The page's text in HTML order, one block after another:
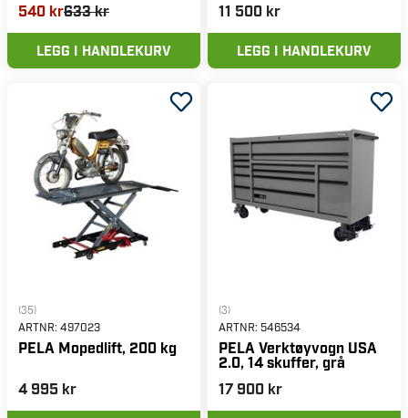
540 kr633 kr
LEGG I HANDLEKURV
11 500 kr
LEGG I HANDLEKURV
(35)
ARTNR: 497023
PELA Mopedlift, 200 kg
4 995 kr
(3)
ARTNR: 546534
PELA Verktøyvogn USA
2.0, 14 skuffer, grå
17 900 kr